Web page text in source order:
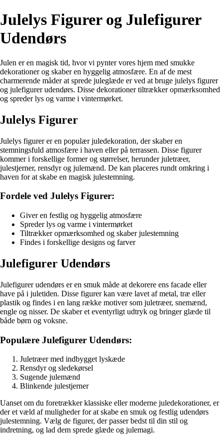
Julelys Figurer og Julefigurer
Udendørs
Julen er en magisk tid, hvor vi pynter vores hjem med smukke
dekorationer og skaber en hyggelig atmosfære. En af de mest
charmerende måder at sprede juleglæde er ved at bruge julelys figurer
og julefigurer udendørs. Disse dekorationer tiltrækker opmærksomhed
og spreder lys og varme i vintermørket.
Julelys Figurer
Julelys figurer er en populær juledekoration, der skaber en
stemningsfuld atmosfære i haven eller på terrassen. Disse figurer
kommer i forskellige former og størrelser, herunder juletræer,
julestjerner, rensdyr og julemænd. De kan placeres rundt omkring i
haven for at skabe en magisk julestemning.
Fordele ved Julelys Figurer:
Giver en festlig og hyggelig atmosfære
Spreder lys og varme i vintermørket
Tiltrækker opmærksomhed og skaber julestemning
Findes i forskellige designs og farver
Julefigurer Udendørs
Julefigurer udendørs er en smuk måde at dekorere ens facade eller
have på i juletiden. Disse figurer kan være lavet af metal, træ eller
plastik og findes i en lang række motiver som juletræer, snemænd,
engle og nisser. De skaber et eventyrligt udtryk og bringer glæde til
både børn og voksne.
Populære Julefigurer Udendørs:
Juletræer med indbygget lyskæde
Rensdyr og sledekørsel
Sugende julemænd
Blinkende julestjerner
Uanset om du foretrækker klassiske eller moderne juledekorationer, er
der et væld af muligheder for at skabe en smuk og festlig udendørs
julestemning. Vælg de figurer, der passer bedst til din stil og
indretning, og lad dem sprede glæde og julemagi.